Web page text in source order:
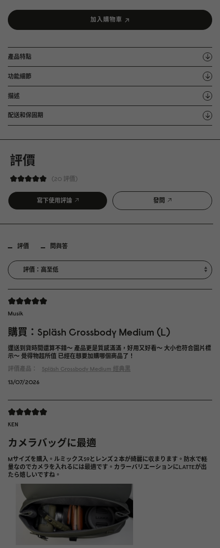
加入購物車
產品特點
功能細節
描述
配送和保固期
評價
20 評價
寫下使用評論 發問
評價 問與答
Musik
購買：Spläsh Crossbody Medium (L)
運送到貨時間還算不錯～ 產品更是質感滿滿，好用又好看～ 大小也符合圖片標
示～ 覺得物超所值 已經在想要加購哪個商品了！
評價產品：
Spläsh Crossbody Medium 經典黑
13/07/2026
KEN
カメラバッグに最適
Mサイズを購入。ルミックスS9とレンズ２本が綺麗に収まります。防水で軽
量なのでカメラを入れるには最適です。カラーバリエーションにLATTEが出
たら嬉しいですね。